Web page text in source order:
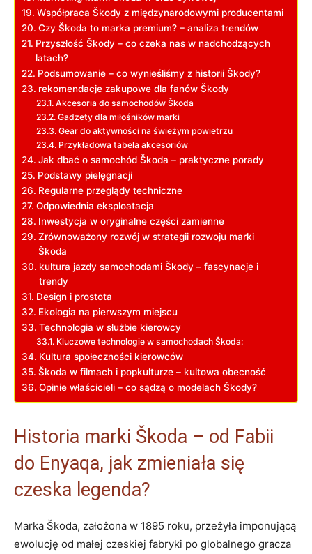
Współpraca Škody z międzynarodowymi producentami
Czy Škoda to marka premium? – analiza ⁣trendów
Przyszłość Škody – co czeka nas w nadchodzących
latach?
Podsumowanie – co wynieśliśmy z historii‌ Škody?
rekomendacje zakupowe dla fanów Škody
Akcesoria do samochodów Škoda
Gadżety dla miłośników marki
Gear do aktywności na świeżym powietrzu
Przykładowa tabela akcesoriów
Jak dbać o samochód Škoda – praktyczne porady
Podstawy pielęgnacji
Regularne przeglądy techniczne
Odpowiednia eksploatacja
Inwestycja w oryginalne części zamienne
Zrównoważony rozwój w strategii rozwoju marki
Škoda
kultura jazdy samochodami Škody –‌ fascynacje i
trendy
Design i prostota
Ekologia na pierwszym miejscu
Technologia w służbie kierowcy
Kluczowe technologie w samochodach Škoda:
Kultura społeczności kierowców
Škoda w filmach i popkulturze – kultowa obecność
Opinie właścicieli – co sądzą ‍o modelach Škody?
Historia​ marki⁣ Škoda – ​od Fabii
do Enyaqa, jak zmieniała się
czeska legenda?
Marka Škoda, założona w 1895 roku, przeżyła imponującą
ewolucję od małej⁢ czeskiej fabryki⁢ po globalnego gracza